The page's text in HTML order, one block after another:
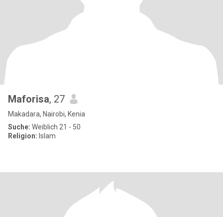
Maforisa, 27
Makadara, Nairobi, Kenia
Suche: Weiblich 21 - 50
Religion: Islam